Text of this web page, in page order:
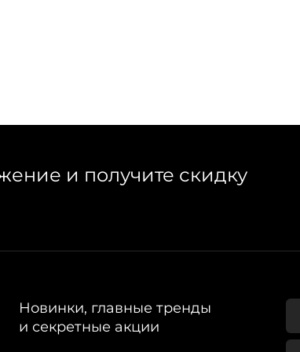
и получите скидку
Новинки, главные тренды
и секретные акции